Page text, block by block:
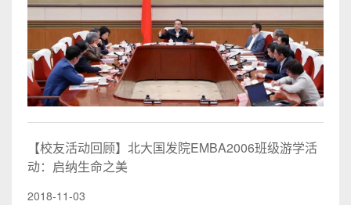
【校友活动回顾】北大国发院EMBA2006班级游学活
动：启纳生命之美
2018-11-03